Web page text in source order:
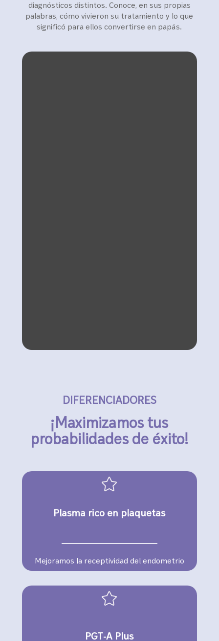
diagnósticos distintos. Conoce, en sus propias
palabras, cómo vivieron su tratamiento y lo que
significó para ellos convertirse en papás.
DIFERENCIADORES
¡Maximizamos tus
probabilidades de éxito!

Plasma rico en plaquetas
Mejoramos la receptividad del endometrio

PGT-A Plus